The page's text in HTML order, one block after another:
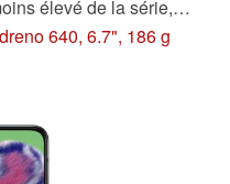
élevé de la série,
offre grâce à un
640, 6.7", 186 g